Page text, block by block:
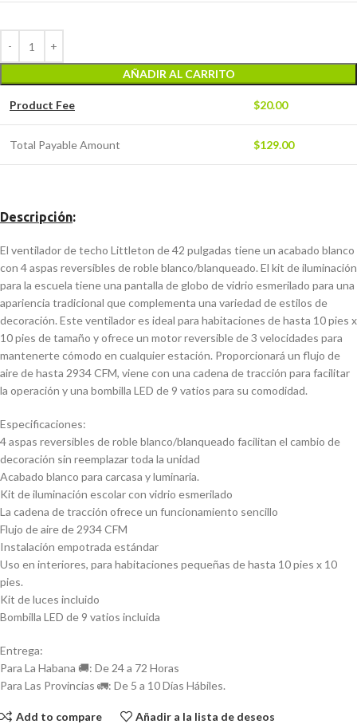
AÑADIR AL CARRITO
Product Fee $20.00
Total Payable Amount $129.00
Descripción:
El ventilador de techo Littleton de 42 pulgadas tiene un acabado blanco
con 4 aspas reversibles de roble blanco/blanqueado. El kit de iluminación
para la escuela tiene una pantalla de globo de vidrio esmerilado para una
apariencia tradicional que complementa una variedad de estilos de
decoración. Este ventilador es ideal para habitaciones de hasta 10 pies x
10 pies de tamaño y ofrece un motor reversible de 3 velocidades para
mantenerte cómodo en cualquier estación. Proporcionará un flujo de
aire de hasta 2934 CFM, viene con una cadena de tracción para facilitar
la operación y una bombilla LED de 9 vatios para su comodidad.
Especificaciones:
4 aspas reversibles de roble blanco/blanqueado facilitan el cambio de
decoración sin reemplazar toda la unidad
Acabado blanco para carcasa y luminaria.
Kit de iluminación escolar con vidrio esmerilado
La cadena de tracción ofrece un funcionamiento sencillo
Flujo de aire de 2934 CFM
Instalación empotrada estándar
Uso en interiores, para habitaciones pequeñas de hasta 10 pies x 10
pies.
Kit de luces incluido
Bombilla LED de 9 vatios incluida
Entrega:
Para La Habana 🚚: De 24 a 72 Horas
Para Las Provincias 🚛: De 5 a 10 Días Hábiles.
Add to compare Añadir a la lista de deseos